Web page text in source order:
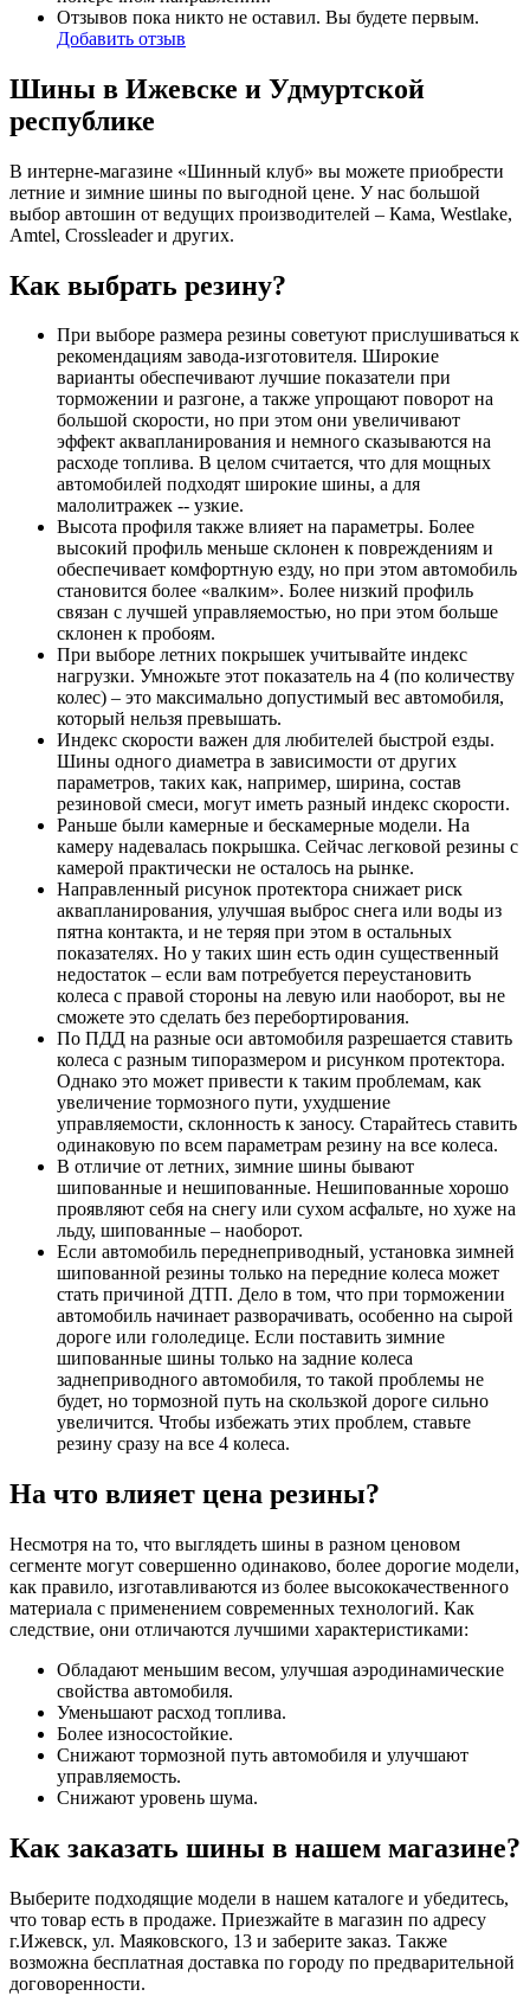
Отзывов пока никто не оставил. Вы будете первым.
Добавить отзыв
Шины в Ижевске и Удмуртской
республике
В интерне-магазине «Шинный клуб» вы можете приобрести
летние и зимние шины по выгодной цене. У нас большой
выбор автошин от ведущих производителей – Кама, Westlake,
Amtel, Crossleader и других.
Как выбрать резину?
При выборе размера резины советуют прислушиваться к
рекомендациям завода-изготовителя. Широкие
варианты обеспечивают лучшие показатели при
торможении и разгоне, а также упрощают поворот на
большой скорости, но при этом они увеличивают
эффект аквапланирования и немного сказываются на
расходе топлива. В целом считается, что для мощных
автомобилей подходят широкие шины, а для
малолитражек -- узкие.
Высота профиля также влияет на параметры. Более
высокий профиль меньше склонен к повреждениям и
обеспечивает комфортную езду, но при этом автомобиль
становится более «валким». Более низкий профиль
связан с лучшей управляемостью, но при этом больше
склонен к пробоям.
При выборе летних покрышек учитывайте индекс
нагрузки. Умножьте этот показатель на 4 (по количеству
колес) – это максимально допустимый вес автомобиля,
который нельзя превышать.
Индекс скорости важен для любителей быстрой езды.
Шины одного диаметра в зависимости от других
параметров, таких как, например, ширина, состав
резиновой смеси, могут иметь разный индекс скорости.
Раньше были камерные и бескамерные модели. На
камеру надевалась покрышка. Сейчас легковой резины с
камерой практически не осталось на рынке.
Направленный рисунок протектора снижает риск
аквапланирования, улучшая выброс снега или воды из
пятна контакта, и не теряя при этом в остальных
показателях. Но у таких шин есть один существенный
недостаток – если вам потребуется переустановить
колеса с правой стороны на левую или наоборот, вы не
сможете это сделать без перебортирования.
По ПДД на разные оси автомобиля разрешается ставить
колеса с разным типоразмером и рисунком протектора.
Однако это может привести к таким проблемам, как
увеличение тормозного пути, ухудшение
управляемости, склонность к заносу. Старайтесь ставить
одинаковую по всем параметрам резину на все колеса.
В отличие от летних, зимние шины бывают
шипованные и нешипованные. Нешипованные хорошо
проявляют себя на снегу или сухом асфальте, но хуже на
льду, шипованные – наоборот.
Если автомобиль переднеприводный, установка зимней
шипованной резины только на передние колеса может
стать причиной ДТП. Дело в том, что при торможении
автомобиль начинает разворачивать, особенно на сырой
дороге или гололедице. Если поставить зимние
шипованные шины только на задние колеса
заднеприводного автомобиля, то такой проблемы не
будет, но тормозной путь на скользкой дороге сильно
увеличится. Чтобы избежать этих проблем, ставьте
резину сразу на все 4 колеса.
На что влияет цена резины?
Несмотря на то, что выглядеть шины в разном ценовом
сегменте могут совершенно одинаково, более дорогие модели,
как правило, изготавливаются из более высококачественного
материала с применением современных технологий. Как
следствие, они отличаются лучшими характеристиками:
Обладают меньшим весом, улучшая аэродинамические
свойства автомобиля.
Уменьшают расход топлива.
Более износостойкие.
Снижают тормозной путь автомобиля и улучшают
управляемость.
Снижают уровень шума.
Как заказать шины в нашем магазине?
Выберите подходящие модели в нашем каталоге и убедитесь,
что товар есть в продаже. Приезжайте в магазин по адресу
г.Ижевск, ул. Маяковского, 13 и заберите заказ. Также
возможна бесплатная доставка по городу по предварительной
договоренности.